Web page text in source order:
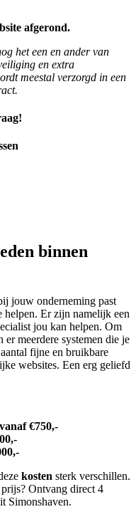
afgerond.
het een en ander van
en extra
meestal verzorgd in een
binnen
jouw onderneming past
helpen. Er zijn namelijk een
jou kan helpen. Om
meerdere systemen die je
fijne en bruikbare
websites. Een erg geliefd
€750,-
kosten sterk verschillen.
Ontvang direct 4
Simonshaven.